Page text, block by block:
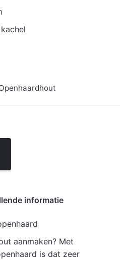
informatie
aanmaken? Met
is dat zeer